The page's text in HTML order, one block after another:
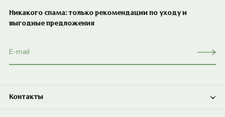
Никакого спама: только рекомендации по уходу и
выгодные предложения
Контакты